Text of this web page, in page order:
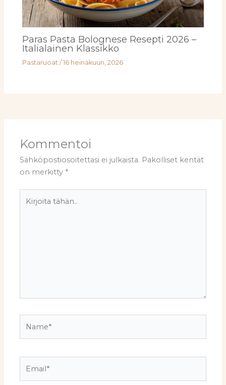
Paras Pasta Bolognese Resepti 2026 –
Italialainen Klassikko
Pastaruoat /16 heinäkuun, 2026
Kommentoi
Sähköpostiosoitettasi ei julkaista. Pakolliset kentät
on merkitty *
tähän..